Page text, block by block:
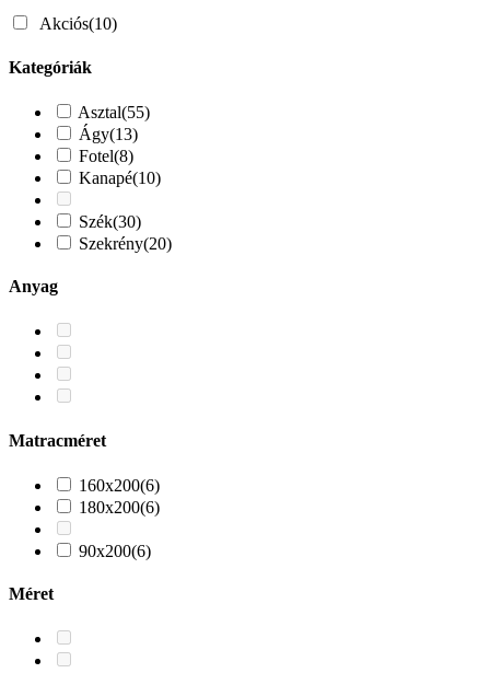
Akciós(10)
Kategóriák
Asztal(55)
Ágy(13)
Fotel(8)
Kanapé(10)
Szék(30)
Szekrény(20)
Anyag
Matracméret
160x200(6)
180x200(6)
90x200(6)
Méret